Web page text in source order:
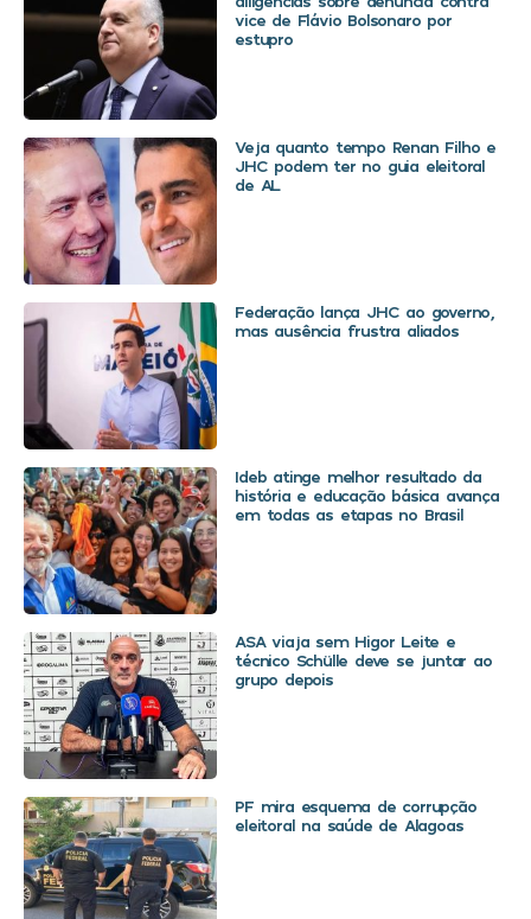
vice de Flávio Bolsonaro por
estupro
Veja quanto tempo Renan Filho e
JHC podem ter no guia eleitoral
de AL
Federação lança JHC ao governo,
mas ausência frustra aliados
Ideb atinge melhor resultado da
história e educação básica avança
em todas as etapas no Brasil
ASA viaja sem Higor Leite e
técnico Schülle deve se juntar ao
grupo depois
PF mira esquema de corrupção
eleitoral na saúde de Alagoas